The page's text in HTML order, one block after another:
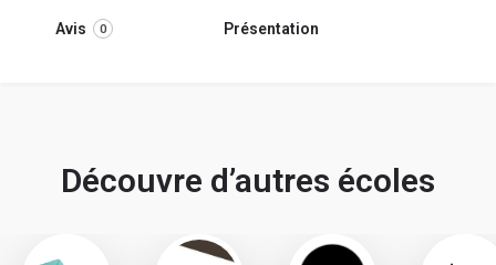
Avis 0 Présentation
Découvre d’autres écoles